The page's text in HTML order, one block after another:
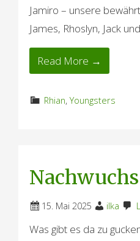
Jamiro – unsere
James, Rhoslyn, Jack
Read More →
Rhian,Youngsters
15. Mai 2025 ilka
Was gibt es da zu